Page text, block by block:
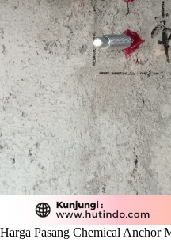
Harga Pasang Chemical Anchor